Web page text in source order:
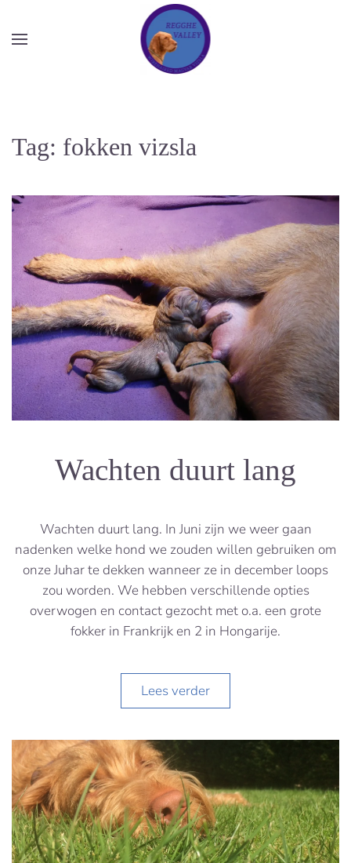
Overslaan en naar de inhoud gaan
Tag: fokken vizsla
Wachten duurt lang
Wachten duurt lang. In Juni zijn we weer gaan
nadenken welke hond we zouden willen gebruiken om
onze Juhar te dekken wanneer ze in december loops
zou worden. We hebben verschillende opties
overwogen en contact gezocht met o.a. een grote
fokker in Frankrijk en 2 in Hongarije.
Lees verder